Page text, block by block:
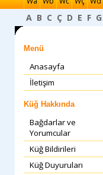
A B C Ç D E F G
Menü
Anasayfa
İletişim
Küğ Hakkında
Bağdarlar ve
Yorumcular
Küğ Bildirileri
Küğ Duyuruları